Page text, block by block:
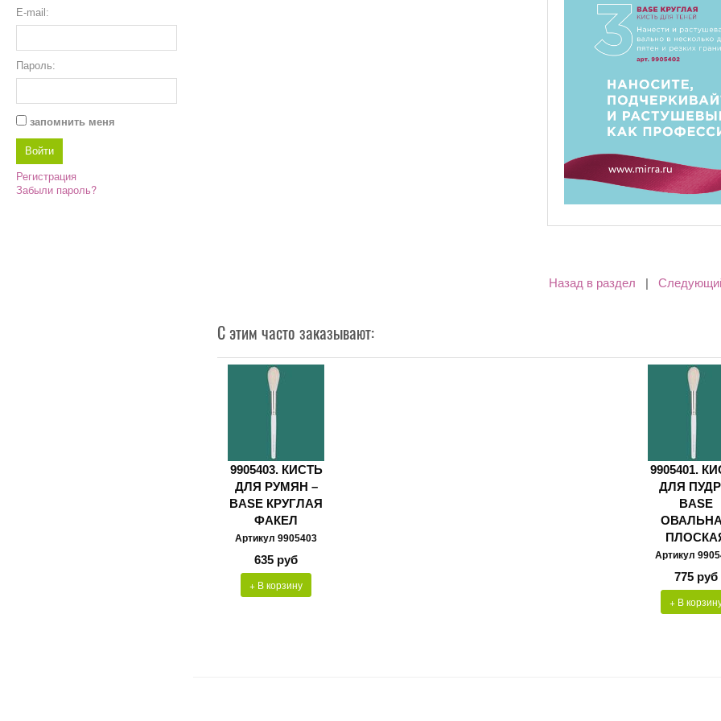
E-mail:
Пароль:
запомнить меня
Регистрация
Забыли пароль?
Назад в раздел |
С этим часто заказывают:
9905403. КИСТЬ
ДЛЯ РУМЯН –
BASE КРУГЛАЯ
ФАКЕЛ
Артикул 9905403
635 руб
+ В корзину
9905401.
ДЛЯ
BASE
Артикул
775 руб
+ В